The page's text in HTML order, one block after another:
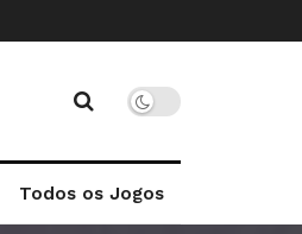
Todos os Jogos